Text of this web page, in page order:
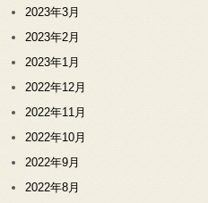
2023年3月
2023年2月
2023年1月
2022年12月
2022年11月
2022年10月
2022年9月
2022年8月